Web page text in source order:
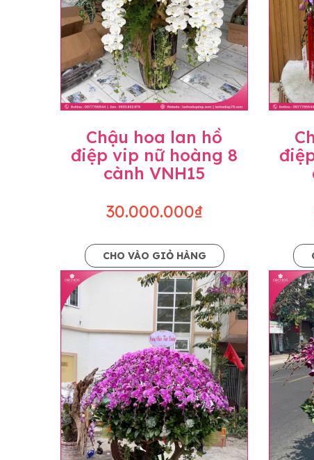
Lưu ý trước khi đặt hàng
• Về cây hoa: Một chậu hoa lan hồ điệp
khác nhau đôi chút giữa sản phẩm thực
nhiều, nở ít khi shop có sẵn nên sẽ thay
• Về kiểu dáng & phụ kiện: Beautiful
nếu có thay đổi về màu sắc hoa và kiểu
loại hoa và phụ kiện thay thế, vẫn giữ
Chậu hoa lan hồ
điệp vip nữ hoàng 8
cành VNH15
30.000.000₫
CHO VÀO GIỎ HÀNG